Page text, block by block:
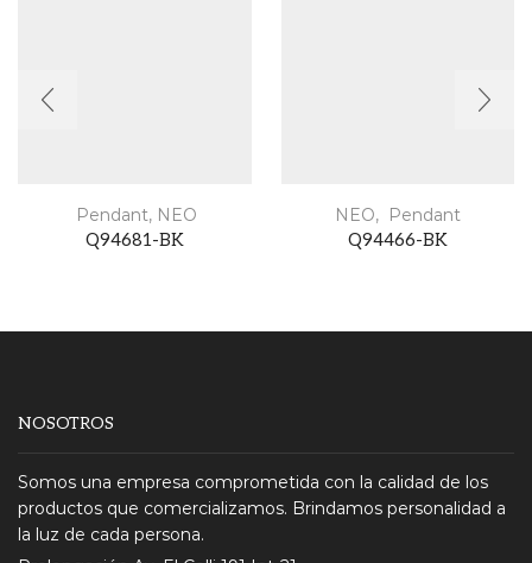
Pendant, NEO
Q94681-BK
NEO, Pendant
Q94466-BK
NOSOTROS
Somos una empresa comprometida con la calidad de los
productos que comercializamos. Brindamos personalidad a
la luz de cada persona.